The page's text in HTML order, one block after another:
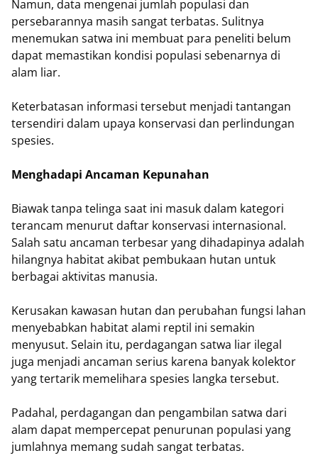
Namun, data mengenai jumlah populasi dan
persebarannya masih sangat terbatas. Sulitnya
menemukan satwa ini membuat para peneliti belum
dapat memastikan kondisi populasi sebenarnya di
alam liar.
Keterbatasan informasi tersebut menjadi tantangan
tersendiri dalam upaya konservasi dan perlindungan
spesies.
Menghadapi Ancaman Kepunahan
Biawak tanpa telinga saat ini masuk dalam kategori
terancam menurut daftar konservasi internasional.
Salah satu ancaman terbesar yang dihadapinya adalah
hilangnya habitat akibat pembukaan hutan untuk
berbagai aktivitas manusia.
Kerusakan kawasan hutan dan perubahan fungsi lahan
menyebabkan habitat alami reptil ini semakin
menyusut. Selain itu, perdagangan satwa liar ilegal
juga menjadi ancaman serius karena banyak kolektor
yang tertarik memelihara spesies langka tersebut.
Padahal, perdagangan dan pengambilan satwa dari
alam dapat mempercepat penurunan populasi yang
jumlahnya memang sudah sangat terbatas.